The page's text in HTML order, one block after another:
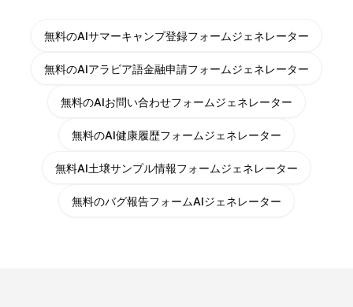
無料のAIサマーキャンプ登録フォームジェネレーター
無料のAIアラビア語金融申請フォームジェネレーター
無料のAIお問い合わせフォームジェネレーター
無料のAI健康履歴フォームジェネレーター
無料AI土壌サンプル情報フォームジェネレーター
無料のバグ報告フォームAIジェネレーター